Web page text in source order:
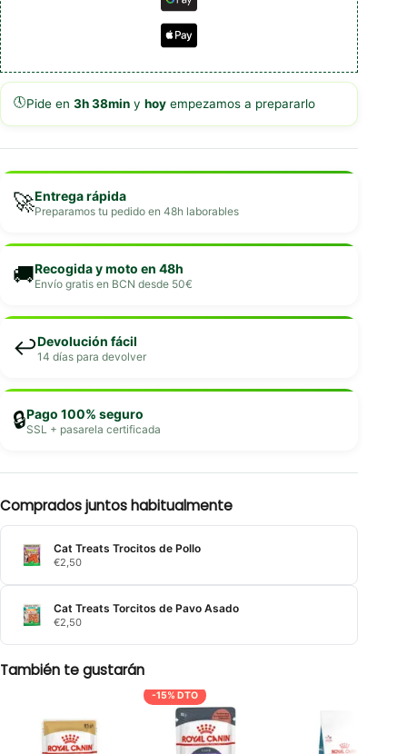
🕔Pide en 3h 38min y hoy empezamos a prepararlo
🚀Entrega rápida
Preparamos tu pedido en 48h laborables
🚚Recogida y moto en 48h
Envío gratis en BCN desde 50€
↩️Devolución fácil
14 días para devolver
🔒Pago 100% seguro
SSL + pasarela certificada
Comprados juntos habitualmente
Cat Treats Trocitos de Pollo
€2,50
Cat Treats Torcitos de Pavo Asado
€2,50
También te gustarán
-15% DTO